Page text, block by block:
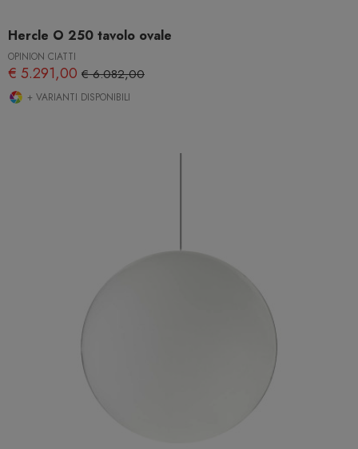
Hercle O 250 tavolo ovale
OPINION CIATTI
€ 5.291,00 € 6.082,00
+ VARIANTI DISPONIBILI